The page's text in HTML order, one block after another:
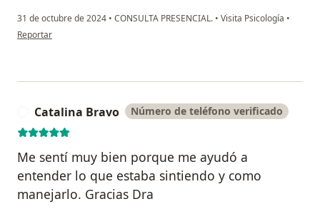
31 de octubre de 2024 • CONSULTA PRESENCIAL. • Visita Psicología •
en opinión del usuario Jean Paz
Reportar
Catalina Bravo Número de teléfono verificado
Me sentí muy bien porque me ayudó a
entender lo que estaba sintiendo y como
manejarlo. Gracias Dra